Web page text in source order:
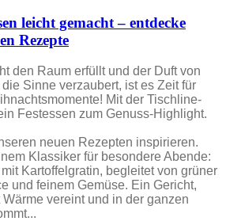
leicht gemacht – entdecke
Rezepte
den Raum erfüllt und der Duft von
Sinne verzaubert, ist es Zeit für
Mit der Tischline-
Festessen zum Genuss-Highlight.
neuen Rezepten inspirieren.
Klassiker für besondere Abende:
Kartoffelgratin, begleitet von grüner
und feinem Gemüse. Ein Gericht,
vereint und in der ganzen